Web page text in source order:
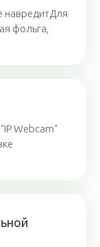
навредитДля
фольга,
Webcam"